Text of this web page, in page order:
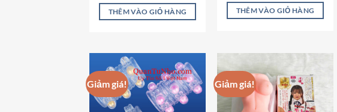
là:
5,500,000 ₫.
tại
THÊM VÀO GIỎ HÀNG
5 sao là:
750,000 ₫.
tại
là:
THÊM VÀO GIỎ HÀNG
Giảm giá! Giảm giá!